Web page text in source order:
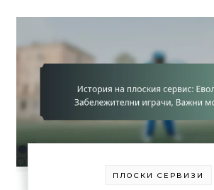
ПЛОСКИ СЕРВИЗИ